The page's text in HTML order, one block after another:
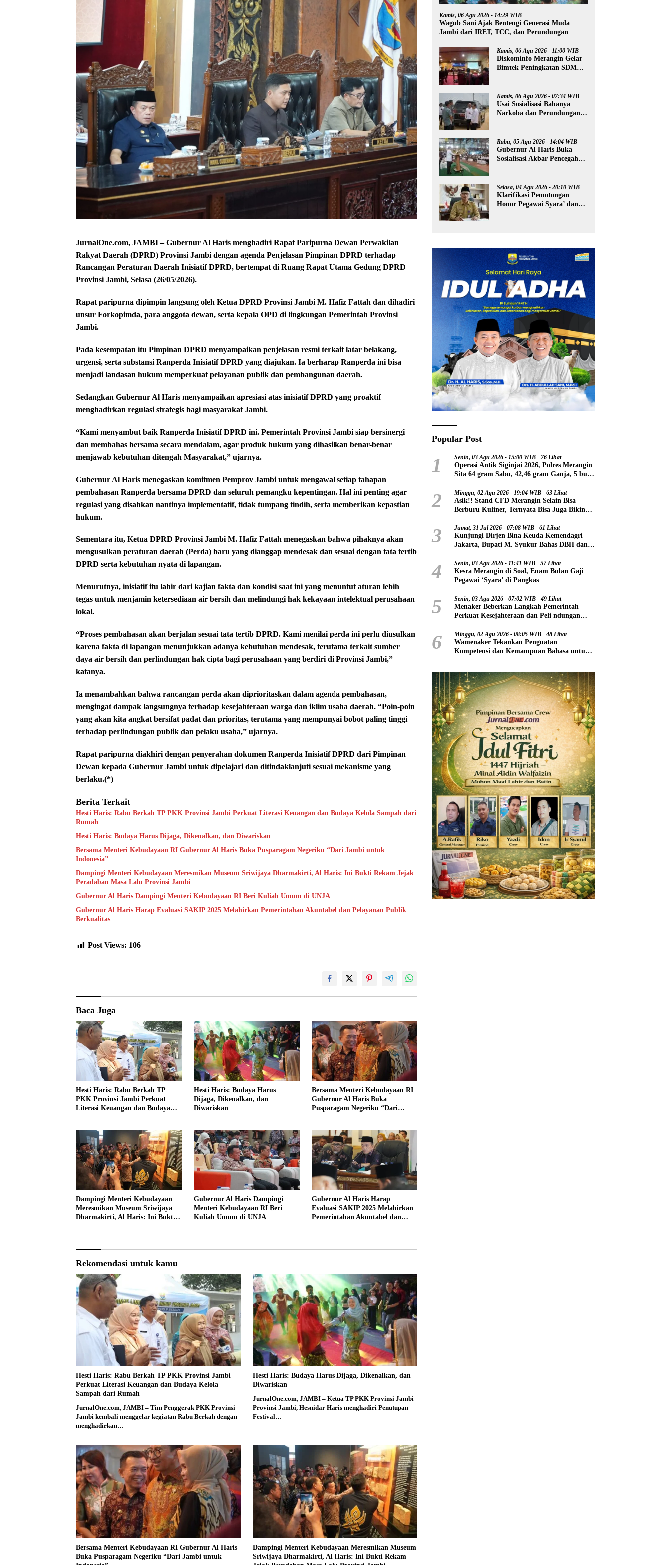
JurnalOne.com, JAMBI – Gubernur Al Haris menghadiri Rapat Paripurna Dewan Perwakilan
Rakyat Daerah (DPRD) Provinsi Jambi dengan agenda Penjelasan Pimpinan DPRD terhadap
Rancangan Peraturan Daerah Inisiatif DPRD, bertempat di Ruang Rapat Utama Gedung DPRD
Provinsi Jambi, Selasa (26/05/2026).
Rapat paripurna dipimpin langsung oleh Ketua DPRD Provinsi Jambi M. Hafiz Fattah dan dihadiri
unsur Forkopimda, para anggota dewan, serta kepala OPD di lingkungan Pemerintah Provinsi
Jambi.
Pada kesempatan itu Pimpinan DPRD menyampaikan penjelasan resmi terkait latar belakang,
urgensi, serta substansi Ranperda Inisiatif DPRD yang diajukan. Ia berharap Ranperda ini bisa
menjadi landasan hukum memperkuat pelayanan publik dan pembangunan daerah.
Sedangkan Gubernur Al Haris menyampaikan apresiasi atas inisiatif DPRD yang proaktif
menghadirkan regulasi strategis bagi masyarakat Jambi.
“Kami menyambut baik Ranperda Inisiatif DPRD ini. Pemerintah Provinsi Jambi siap bersinergi
dan membahas bersama secara mendalam, agar produk hukum yang dihasilkan benar-benar
menjawab kebutuhan ditengah Masyarakat,” ujarnya.
Gubernur Al Haris menegaskan komitmen Pemprov Jambi untuk mengawal setiap tahapan
pembahasan Ranperda bersama DPRD dan seluruh pemangku kepentingan. Hal ini penting agar
regulasi yang disahkan nantinya implementatif, tidak tumpang tindih, serta memberikan kepastian
hukum.
Sementara itu, Ketua DPRD Provinsi Jambi M. Hafiz Fattah menegaskan bahwa pihaknya akan
mengusulkan peraturan daerah (Perda) baru yang dianggap mendesak dan sesuai dengan tata tertib
DPRD serta kebutuhan nyata di lapangan.
Menurutnya, inisiatif itu lahir dari kajian fakta dan kondisi saat ini yang menuntut aturan lebih
tegas untuk menjamin ketersediaan air bersih dan melindungi hak kekayaan intelektual perusahaan
lokal.
“Proses pembahasan akan berjalan sesuai tata tertib DPRD. Kami menilai perda ini perlu diusulkan
karena fakta di lapangan menunjukkan adanya kebutuhan mendesak, terutama terkait sumber
daya air bersih dan perlindungan hak cipta bagi perusahaan yang berdiri di Provinsi Jambi,”
katanya.
Ia menambahkan bahwa rancangan perda akan diprioritaskan dalam agenda pembahasan,
mengingat dampak langsungnya terhadap kesejahteraan warga dan iklim usaha daerah. “Poin-poin
yang akan kita angkat bersifat padat dan prioritas, terutama yang mempunyai bobot paling tinggi
terhadap perlindungan publik dan pelaku usaha,” ujarnya.
Rapat paripurna diakhiri dengan penyerahan dokumen Ranperda Inisiatif DPRD dari Pimpinan
Dewan kepada Gubernur Jambi untuk dipelajari dan ditindaklanjuti sesuai mekanisme yang
berlaku.(*)
Berita Terkait
Hesti Haris: Rabu Berkah TP PKK Provinsi Jambi Perkuat Literasi Keuangan dan Budaya Kelola Sampah dari
Rumah
Hesti Haris: Budaya Harus Dijaga, Dikenalkan, dan Diwariskan
Bersama Menteri Kebudayaan RI Gubernur Al Haris Buka Pusparagam Negeriku “Dari Jambi untuk
Indonesia”
Dampingi Menteri Kebudayaan Meresmikan Museum Sriwijaya Dharmakirti, Al Haris: Ini Bukti Rekam Jejak
Peradaban Masa Lalu Provinsi Jambi
Gubernur Al Haris Dampingi Menteri Kebudayaan RI Beri Kuliah Umum di UNJA
Gubernur Al Haris Harap Evaluasi SAKIP 2025 Melahirkan Pemerintahan Akuntabel dan Pelayanan Publik
Berkualitas
Post Views: 106
Baca Juga
Hesti Haris: Rabu Berkah TP
PKK Provinsi Jambi Perkuat
Literasi Keuangan dan Budaya
Hesti Haris: Budaya Harus
Dijaga, Dikenalkan, dan
Diwariskan
Bersama Menteri Kebudayaan RI
Gubernur Al Haris Buka
Pusparagam Negeriku “Dari
Dampingi Menteri Kebudayaan
Meresmikan Museum Sriwijaya
Dharmakirti, Al Haris: Ini Bukti
Gubernur Al Haris Dampingi
Menteri Kebudayaan RI Beri
Kuliah Umum di UNJA
Gubernur Al Haris Harap
Evaluasi SAKIP 2025 Melahirkan
Pemerintahan Akuntabel dan
Rekomendasi untuk kamu
Hesti Haris: Rabu Berkah TP PKK Provinsi Jambi
Perkuat Literasi Keuangan dan Budaya Kelola
Sampah dari Rumah
JurnalOne.com, JAMBI – Tim Penggerak PKK Provinsi
Jambi kembali menggelar kegiatan Rabu Berkah dengan
menghadirkan…
Hesti Haris: Budaya Harus Dijaga, Dikenalkan, dan
Diwariskan
JurnalOne.com, JAMBI – Ketua TP PKK Provinsi Jambi
Provinsi Jambi, Hesnidar Haris menghadiri Penutupan
Festival…
Bersama Menteri Kebudayaan RI Gubernur Al Haris
Buka Pusparagam Negeriku “Dari Jambi untuk
Dampingi Menteri Kebudayaan Meresmikan Museum
Sriwijaya Dharmakirti, Al Haris: Ini Bukti Rekam
Kamis, 06 Agu 2026 - 14:29 WIB
Wagub Sani Ajak Bentengi Generasi Muda
Jambi dari IRET, TCC, dan Perundungan
Kamis, 06 Agu 2026 - 11:00 WIB
Diskominfo Merangin Gelar
Bimtek Peningkatan SDM
Kamis, 06 Agu 2026 - 07:34 WIB
Usai Sosialisasi Bahanya
Narkoba dan Perundungan,
Rakyat
Rabu, 05 Agu 2026 - 14:04 WIB
Gubernur Al Haris Buka
Sosialisasi Akbar Pencegahan
Selasa, 04 Agu 2026 - 20:10 WIB
Klarifikasi Pemotongan
Honor Pegawai Syara’ dan
Popular Post
1 Senin, 03 Agu 2026 - 15:00 WIB 76 Lihat
Operasi Antik Siginjai 2026, Polres Merangin
Sita 64 gram Sabu, 42,46 gram Ganja, 5 butir
2 Minggu, 02 Agu 2026 - 19:04 WIB 63 Lihat
Asik!! Stand CFD Merangin Selain Bisa
Berburu Kuliner, Ternyata Bisa Juga Bikin
3 Jumat, 31 Jul 2026 - 07:08 WIB 61 Lihat
Kunjungi Dirjen Bina Keuda Kemendagri
Jakarta, Bupati M. Syukur Bahas DBH dan
4 Senin, 03 Agu 2026 - 11:41 WIB 57 Lihat
Kesra Merangin di Soal, Enam Bulan Gaji
Pegawai ‘Syara’ di Pangkas
5 Senin, 03 Agu 2026 - 07:02 WIB 49 Lihat
Menaker Beberkan Langkah Pemerintah
Perkuat Kesejahteraan dan Peli ndungan
6 Minggu, 02 Agu 2026 - 08:05 WIB 48 Lihat
Wamenaker Tekankan Penguatan
Kompetensi dan Kemampuan Bahasa untuk